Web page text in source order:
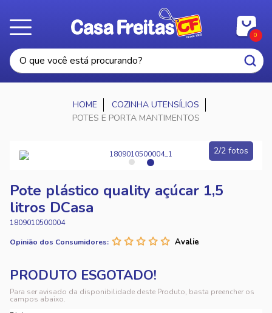
0
COZINHA UTENSÍLIOS
POTES E PORTA MANTIMENTOS
2/2 fotos
Pote plástico quality açúcar 1,5
litros DCasa
1809010500004
Opinião dos Consumidores:
Para ser avisado da disponibilidade deste Produto, basta preencher os
campos abaixo.